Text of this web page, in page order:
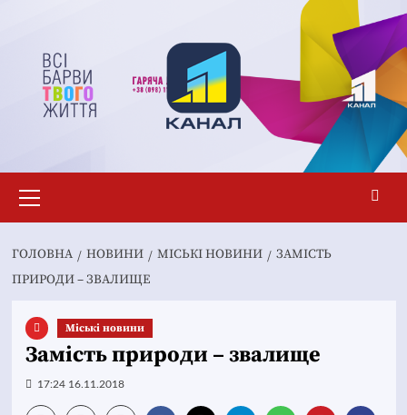
вмісту
меню
ГОЛОВНА НОВИНИ MІСЬКІ НОВИНИ
ЗАМІСТЬ
ПРИРОДИ – ЗВАЛИЩЕ
Mіські новини
Замість природи – звалище
17:24 16.11.2018